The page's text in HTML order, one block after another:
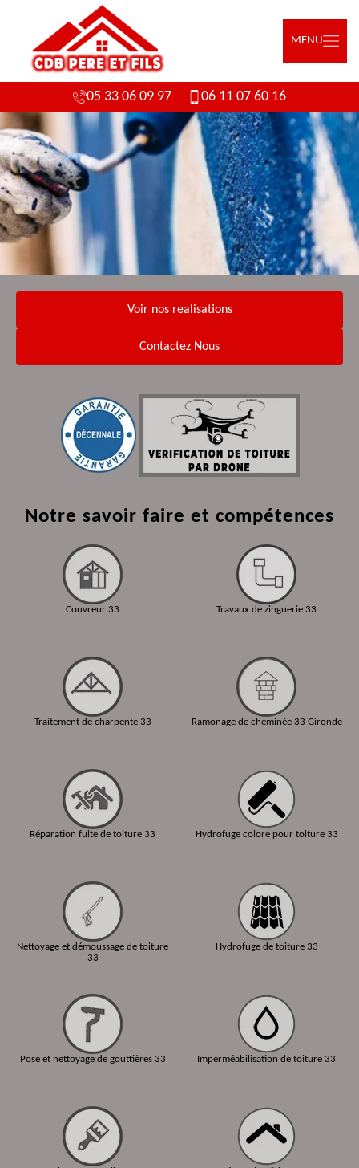
MENU
05 33 06 09 97 06 11 07 60 16
Voir nos realisations
Contactez Nous
Notre savoir faire et compétences
Couvreur 33
Traitement de charpente 33
Réparation fuite de toiture 33
Nettoyage et démoussage de toiture
33
Pose et nettoyage de gouttières 33
Travaux de zinguerie 33
Ramonage de cheminée 33 Gironde
Hydrofuge colore pour toiture 33
Hydrofuge de toiture 33
Imperméabilisation de toiture 33